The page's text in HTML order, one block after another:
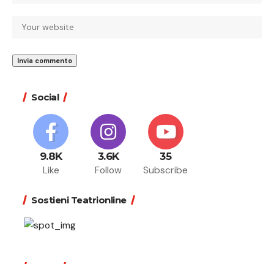
Social
9.8K
Like
3.6K
Follow
35
Subscribe
Sostieni Teatrionline